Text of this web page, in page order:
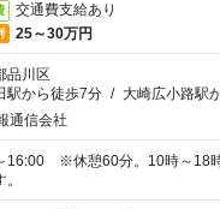
交通費支給あり
25～30万円
品川区
駅から徒歩7分 / 大崎広小路駅
通信会社
16:00 ※休憩60分。10時～18